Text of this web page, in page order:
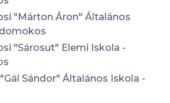
"Márton Áron" Általános
"Sárosut" Elemi Iskola -
Sándor" Általános Iskola -